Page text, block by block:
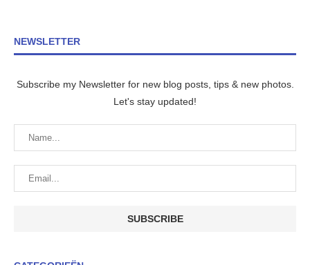
NEWSLETTER
Subscribe my Newsletter for new blog posts, tips & new photos.
Let's stay updated!